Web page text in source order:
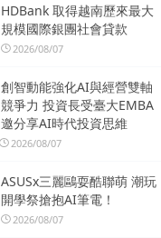
HDBank 取得越南歷來最大
規模國際銀團社會貸款
2026/08/07
創智動能強化AI與經營雙軸
競爭力 投資長受臺大EMBA
邀分享AI時代投資思維
2026/08/07
ASUSx三麗鷗耍酷聯萌 潮玩
開學祭搶抱AI筆電！
2026/08/07